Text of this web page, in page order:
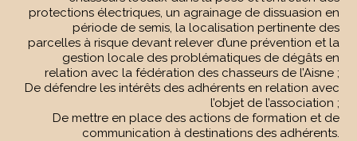
protections électriques, un agrainage de dissuasion en
période de semis, la localisation pertinente des
parcelles à risque devant relever d’une prévention et la
gestion locale des problématiques de dégâts en
relation avec la fédération des chasseurs de l’Aisne ;
De défendre les intérêts des adhérents en relation avec
l’objet de l’association ;
De mettre en place des actions de formation et de
communication à destinations des adhérents.